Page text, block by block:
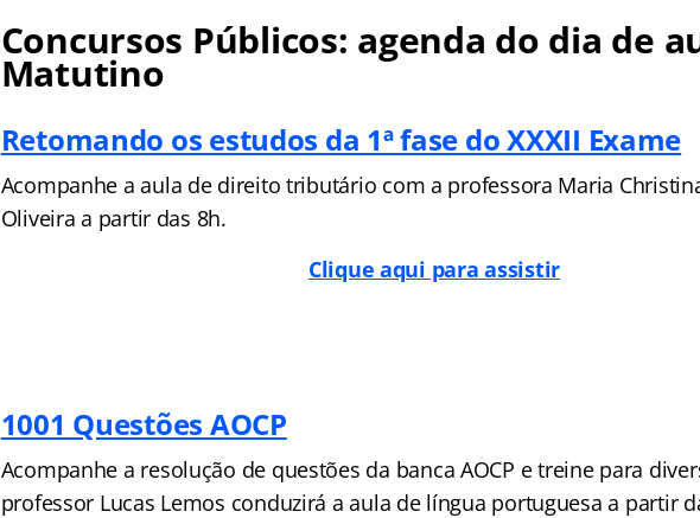
Concursos Públicos: agenda do dia de
Matutino
Retomando os estudos da 1ª fase do XXXII Exame
Acompanhe a aula de direito tributário com a professora Maria
Oliveira a partir das 8h.
Clique aqui para assistir
1001 Questões AOCP
Acompanhe a resolução de questões da banca AOCP e treine para
professor Lucas Lemos conduzirá a aula de língua portuguesa a partir